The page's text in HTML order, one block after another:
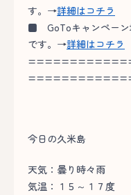
す。→詳細はコチラ
■ GoToキャンペー
です。→詳細はコチラ
今日の久米島
天気：曇り時々雨
気温：１５～１７度